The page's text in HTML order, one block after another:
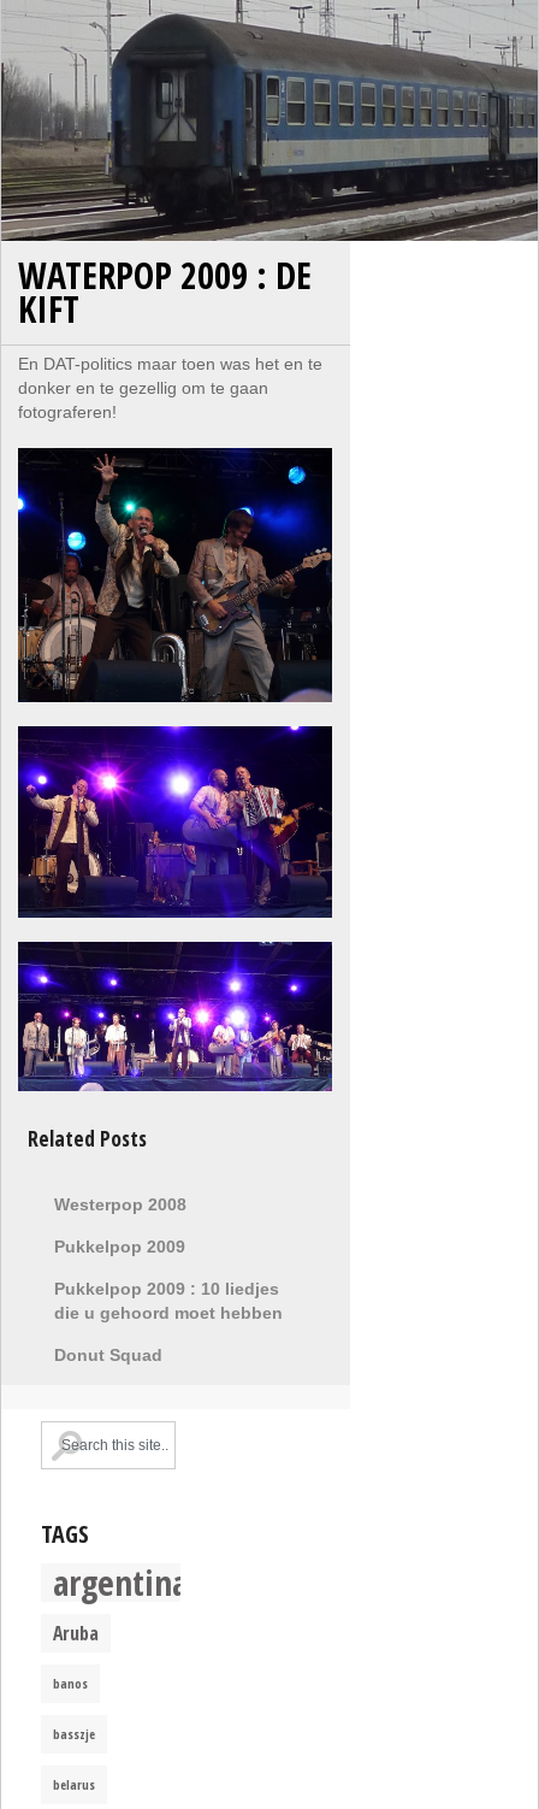
WATERPOP 2009 : DE
KIFT
En DAT-politics maar toen was het en te
donker en te gezellig om te gaan
fotograferen!
Related Posts
Westerpop 2008
Pukkelpop 2009
Pukkelpop 2009 : 10 liedjes
die u gehoord moet hebben
Donut Squad
TAGS
argentina
Aruba
banos
basszje
belarus